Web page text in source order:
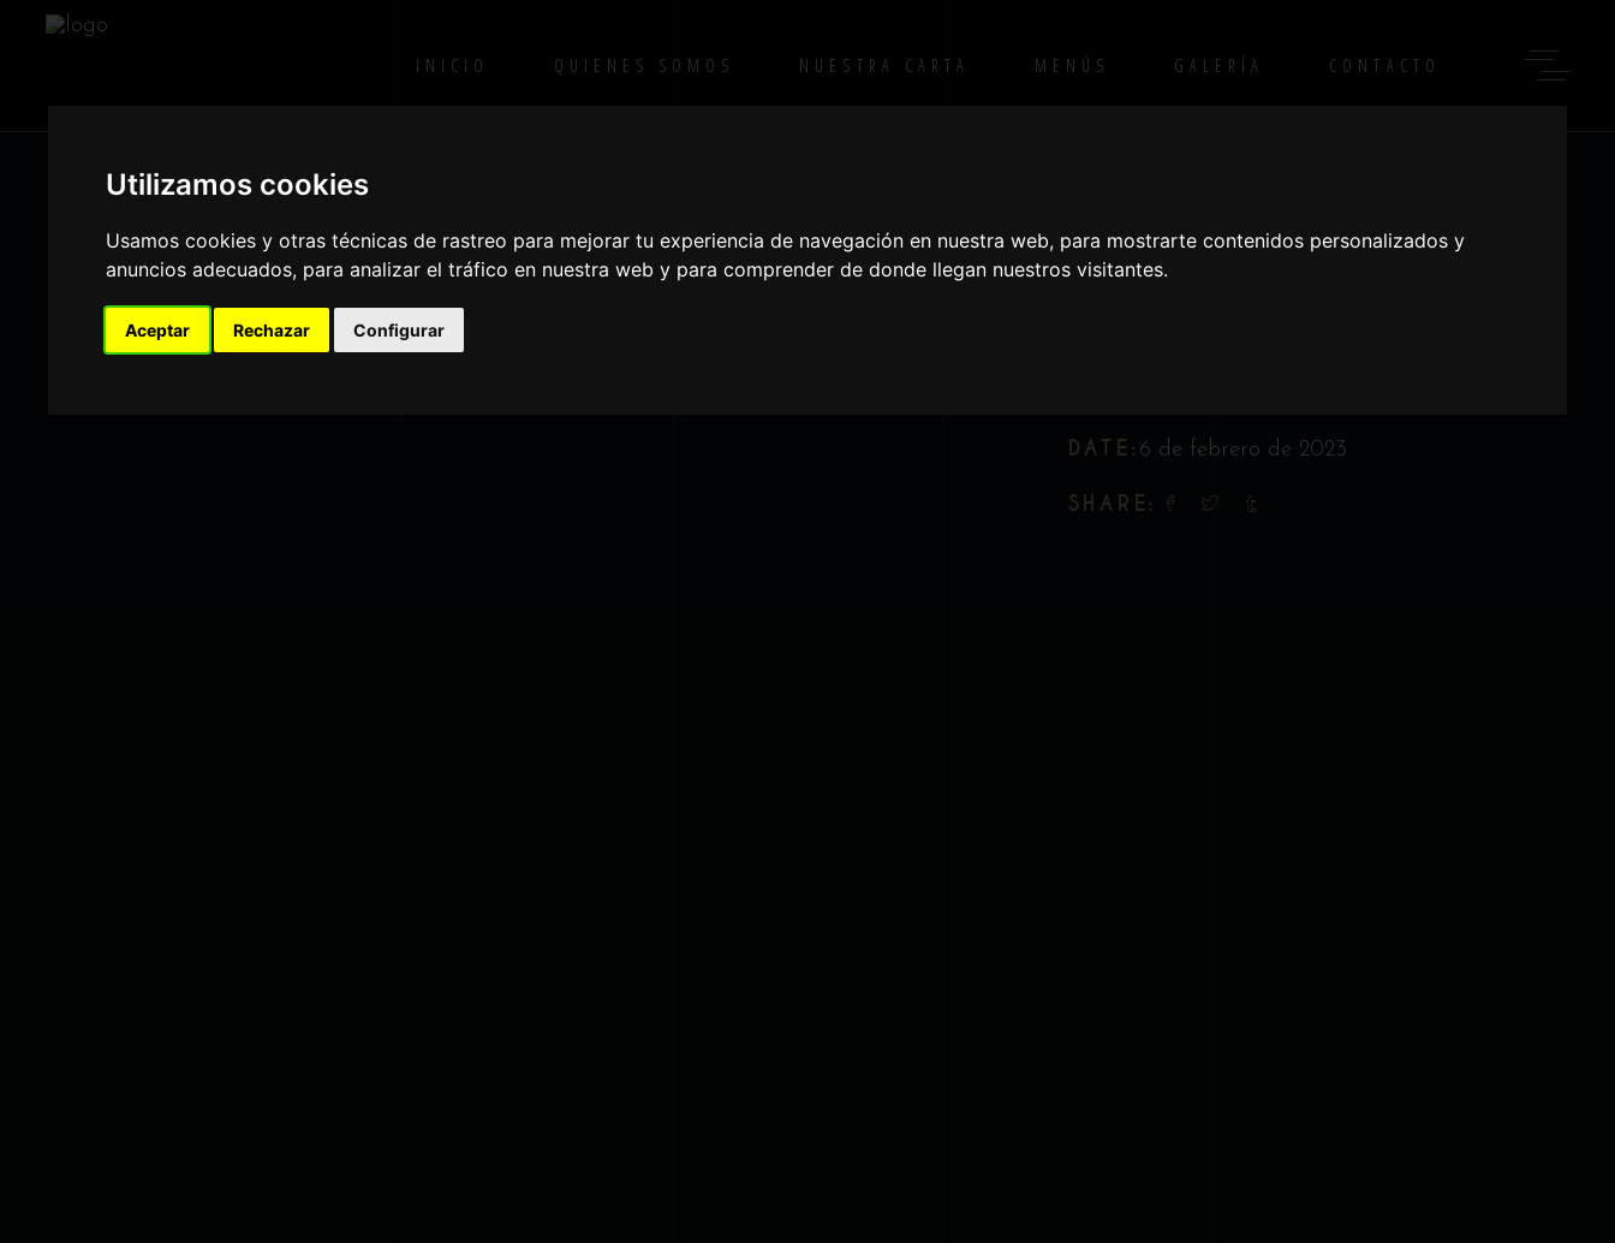
Utilizamos cookies
Usamos cookies y otras técnicas de rastreo para mejorar tu experiencia de navegación en nuestra web, para mostrarte contenidos personalizados y
anuncios adecuados, para analizar el tráfico en nuestra web y para comprender de donde llegan nuestros visitantes.
Aceptar Rechazar Configurar
INICIO QUIENES SOMOS NUESTRA CARTA MENÚS GALERÍA CONTACTO
T-BONE
DATE: 6 de febrero de 2023
SHARE: